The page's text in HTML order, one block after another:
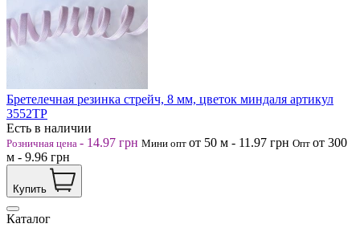
Бретелечная резинка стрейч, 8 мм, цветок миндаля артикул
3552ТР
Есть в наличии
Розничная цена - 14.97 грн Мини опт от 50 м - 11.97 грн Опт от 300
м - 9.96 грн
Купить
Каталог